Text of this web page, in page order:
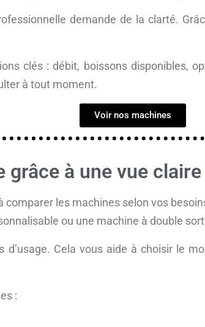
demande de la clarté.
clés : débit, boissons disponibles,
à tout moment.
Voir nos machines
grâce à une vue claire
les machines selon vos
ou une machine à double
d’usage. Cela vous aide à choisir le
: